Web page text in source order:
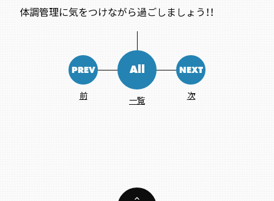
体調管理に気をつけながら過ごしましょう！！
PREV
前
All
一覧
NEXT
次
keyboard_arrow_up